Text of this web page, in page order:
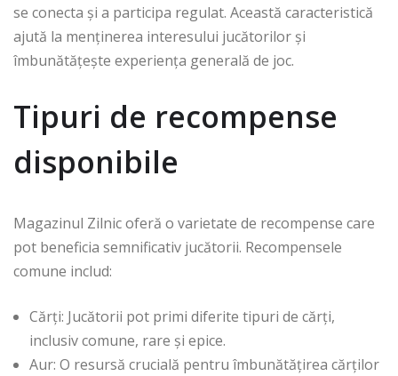
se conecta și a participa regulat. Această caracteristică
ajută la menținerea interesului jucătorilor și
îmbunătățește experiența generală de joc.
Tipuri de recompense
disponibile
Magazinul Zilnic oferă o varietate de recompense care
pot beneficia semnificativ jucătorii. Recompensele
comune includ:
Cărți: Jucătorii pot primi diferite tipuri de cărți,
inclusiv comune, rare și epice.
Aur: O resursă crucială pentru îmbunătățirea cărților